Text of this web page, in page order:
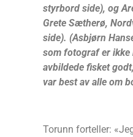
styrbord side), og
Grete Sætherø,
side). (Asbjørn
som fotograf er ikke
avbildede fisket
var best av alle om
Torunn forteller: